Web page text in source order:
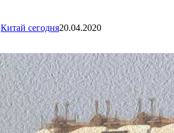
Китай сегодня20.04.2020